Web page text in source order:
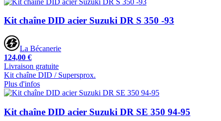
Kit chaîne DID acier Suzuki DR S 350 -93
La Bécanerie
124,00 €
Livraison gratuite
Kit chaîne DID / Supersprox.
Plus d'infos
Kit chaîne DID acier Suzuki DR SE 350 94-95